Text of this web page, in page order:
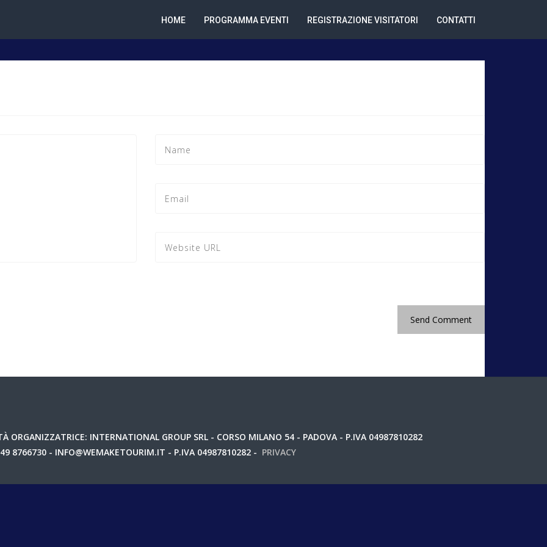
HOME PROGRAMMA EVENTI REGISTRAZIONE VISITATORI CONTATTI
ORGANIZZATRICE: INTERNATIONAL GROUP SRL - CORSO MILANO 54 - PADOVA - P.IVA 04987810282
8766730 - INFO@WEMAKETOURIM.IT - P.IVA 04987810282 - PRIVACY